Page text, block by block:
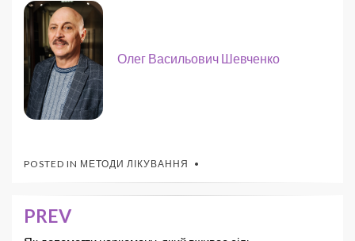
Олег Васильович Шевченко
POSTED IN МЕТОДИ ЛІКУВАННЯ
PREV